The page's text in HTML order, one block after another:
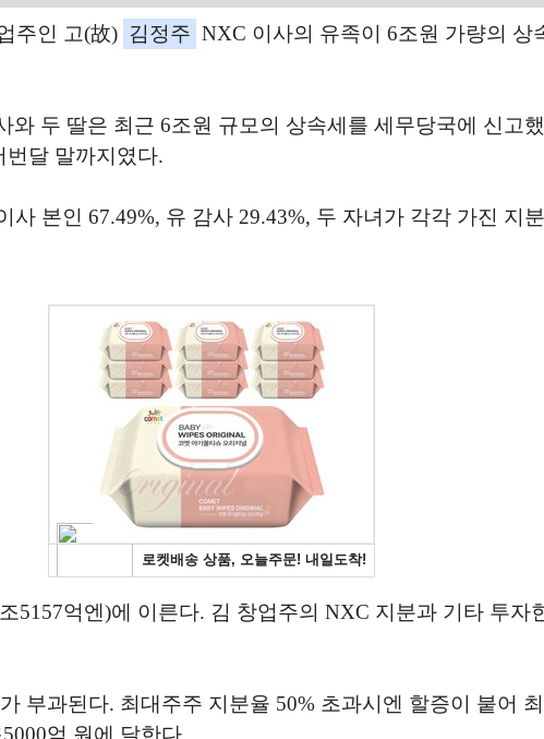
주인 고(故) 김정주 NXC 이사의 유족이 6조원 가량의
두 딸은 최근 6조원 규모의 상속세를 세무당국에 신고
번달 말까지였다.
본인 67.49%, 유 감사 29.43%, 두 자녀가 각각 가진 지
5157억엔)에 이른다. 김 창업주의 NXC 지분과 기타 투자
부과된다. 최대주주 지분율 50% 초과시엔 할증이 붙어
억 원에 달한다.